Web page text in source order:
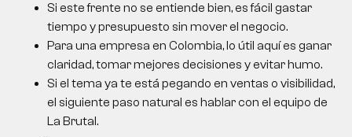
Si este frente no se entiende bien, es fácil gastar
tiempo y presupuesto sin mover el negocio.
Para una empresa en Colombia, lo útil aquí es ganar
claridad, tomar mejores decisiones y evitar humo.
Si el tema ya te está pegando en ventas o visibilidad,
el siguiente paso natural es hablar con el equipo de
La Brutal.